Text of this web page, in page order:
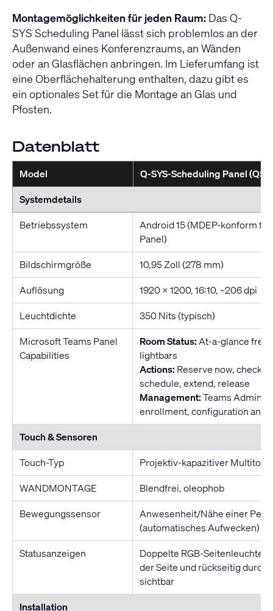
Montagemöglichkeiten für jeden Raum: Das Q-
SYS Scheduling Panel lässt sich problemlos an der
Außenwand eines Konferenzraums, an Wänden
oder an Glasflächen anbringen. Im Lieferumfang ist
eine Oberflächehalterung enthalten, dazu gibt es
ein optionales Set für die Montage an Glas und
Pfosten.
Datenblatt
Model
Q-SYS-Scheduling Panel
Systemdetails
Betriebssystem
Android 15 (MDEP-konform
Panel)
Bildschirmgröße
10,95 Zoll (278 mm)
Auflösung
1920 x 1200, 16:10, ~206 dpi
Leuchtdichte
350 Nits (typisch)
Microsoft Teams Panel
Capabilities
Room Status:At-a-glance
lightbars
Actions: Reserve now, check-
schedule, extend, release
Management:Teams Admin
enrollment, configuration and
Touch & Sensoren
Touch-Typ
Projektiv-kapazitiver
WANDMONTAGE
Blendfrei, oleophob
Bewegungssensor
Anwesenheit/Nähe einer
(automatisches Aufwecken)
Statusanzeigen
Doppelte RGB-
der Seite und rückseitig durch
sichtbar
Installation